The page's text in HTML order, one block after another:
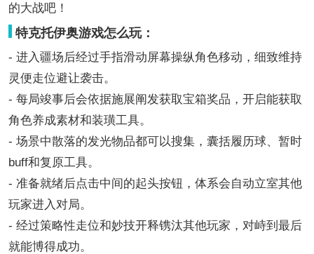
的大战吧！
特克托伊奥游戏怎么玩：
- 进入疆场后经过手指滑动屏幕操纵角色移动，细致维持
灵便走位避让袭击。
- 每局竣事后会依据施展阐发获取宝箱奖品，开启能获取
角色养成素材和装璜工具。
- 场景中散落的发光物品都可以搜集，囊括履历球、暂时
buff和复原工具。
- 准备就绪后点击中间的起头按钮，体系会自动立室其他
玩家进入对局。
- 经过策略性走位和妙技开释镌汰其他玩家，对峙到最后
就能博得成功。